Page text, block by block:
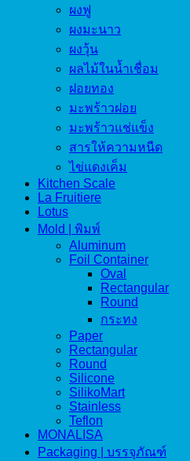
ผงฟู
ผงมะนาว
ผงวุ้น
ผลไม้ในน้ำเชื่อม
ฝอยทอง
มะพร้าวฝอย
มะพร้าวแช่แข็ง
สารให้ความหนืด
ไข่แดงเค็ม
Kitchen Scale
La Fruitiere
Lotus
Mold | พิมพ์
Aluminum
Foil Container
Oval
Rectangular
Round
กระทง
Paper
Rectangular
Round
Silicone
SilikoMart
Stainless
Teflon
MONALISA
Packaging | บรรจุภัณฑ์